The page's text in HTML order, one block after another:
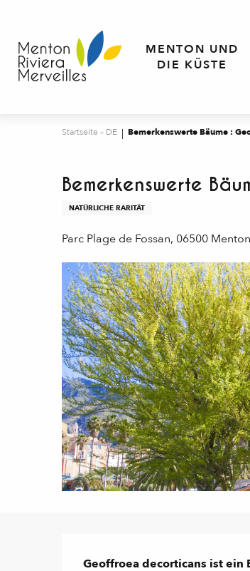
contenu
principal
MENTON UND
DIE KÜSTE
Startseite – DE Bemerkenswerte Bäume :
Bemerkenswerte
NATÜRLICHE RARITÄT
Parc Plage de Fossan, 06500 Menton
Beschreibung
Geoffroea decorticans ist ein